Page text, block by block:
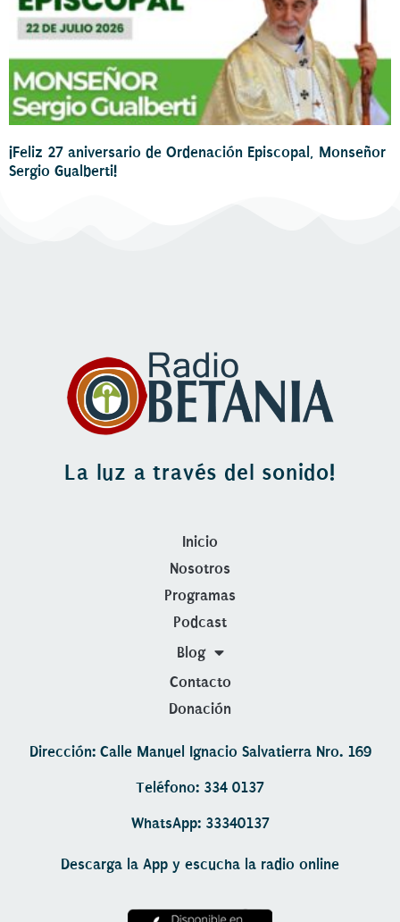
¡Feliz 27 aniversario de Ordenación Episcopal, Monseñor
Sergio Gualberti!
La luz a través del sonido!
Inicio
Nosotros
Programas
Podcast
Blog
Contacto
Donación
Dirección: Calle Manuel Ignacio Salvatierra Nro. 169
Teléfono: 334 0137
WhatsApp: 33340137
Descarga la App y escucha la radio online